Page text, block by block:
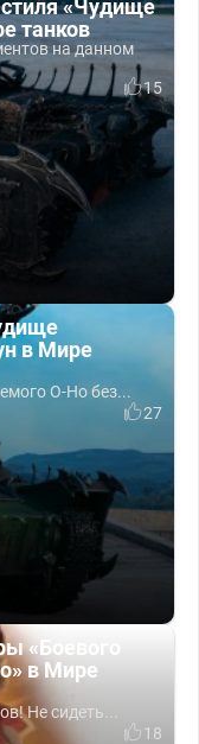
«Чудище
танков
на данном
15
в Мире
O-Ho без...
27
«Боевого
в Мире
Не сидеть...
18